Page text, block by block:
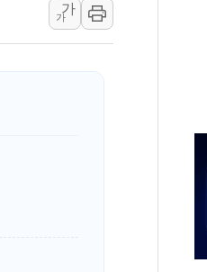
동해중부 전 해상 풍랑주의보…10일
연일 폭염에 온열질환 사망 23명…정
강원 중·남부 동해안 시간당
청양 밭에서 일하던 90대 숨져…온
폭염에 車 운전면허 기능시험 오전
李대통령, 'ISA·주가누르기 방지법'
가
가